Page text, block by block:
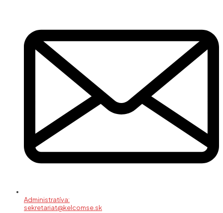
Administratíva:
sekretariat@kelcomse.sk